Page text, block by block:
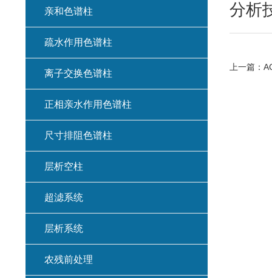
分析
上一篇：
亲和色谱柱
疏水作用色谱柱
离子交换色谱柱
正相亲水作用色谱柱
尺寸排阻色谱柱
层析空柱
超滤系统
层析系统
农残前处理